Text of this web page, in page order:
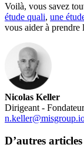
Voilà, vous savez
étude quali, une
vous aider à prendre
Nicolas Keller
Dirigeant - Fondateur
D’autres